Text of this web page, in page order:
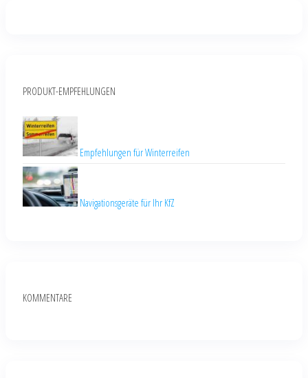
PRODUKT-EMPFEHLUNGEN
Empfehlungen für Winterreifen
Navigationsgeräte für Ihr KfZ
KOMMENTARE